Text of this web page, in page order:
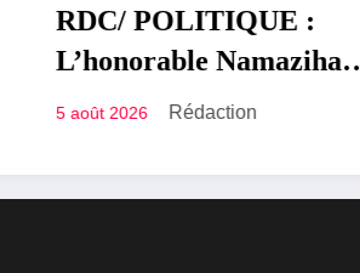
POLITIQUE :
Namazihana
Patrick Baka
interministériel
2026 Rédaction